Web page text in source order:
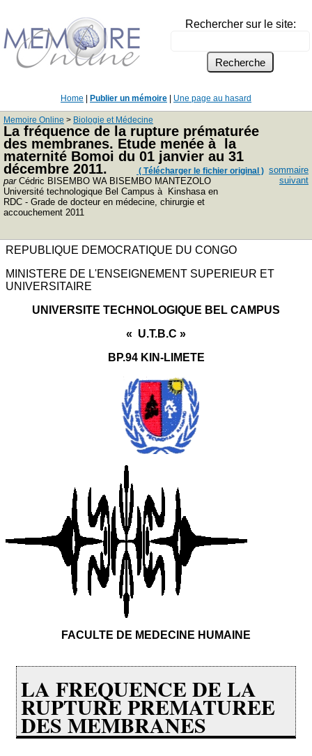
Rechercher sur le site:
Home Publier un mémoire Une page au hasard
Memoire Online > Biologie et Médecine
La fréquence de la rupture prématurée
des membranes. Etude menée à la
maternité Bomoi du 01 janvier au 31
décembre 2011.
( Télécharger le fichier original )
parCédric BISEMBO WA BISEMBO MANTEZOLO
Université technologique Bel Campus à Kinshasa en
RDC - Grade de docteur en médecine, chirurgie et
accouchement 2011
sommaire
suivant
REPUBLIQUE DEMOCRATIQUE DU CONGO
MINISTERE DE L'ENSEIGNEMENT SUPERIEUR ET
UNIVERSITAIRE
UNIVERSITE TECHNOLOGIQUE BEL CAMPUS
« U.T.B.C »
BP.94 KIN-LIMETE
FACULTE DE MEDECINE HUMAINE
LA FREQUENCE DE LA
RUPTURE PREMATUREE
DES MEMBRANES